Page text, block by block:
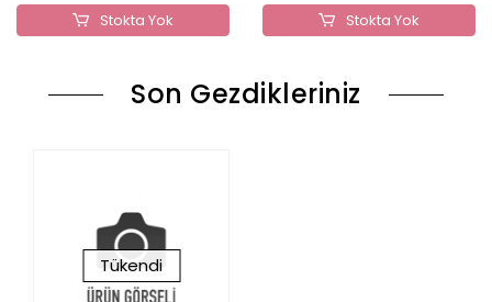
Stokta Yok Stokta Yok
Son Gezdikleriniz
Tükendi